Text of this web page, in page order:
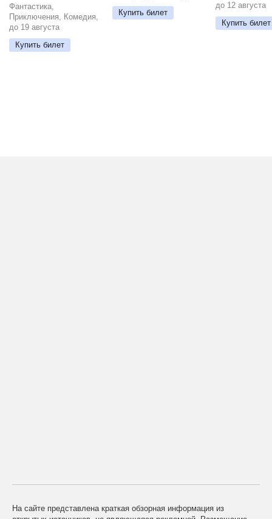
Фантастика,
Приключения, Комедия,
до 19 августа
Купить билет
Купить билет
до 12 августа
Купить билет
На сайте представлена краткая обзорная информация из